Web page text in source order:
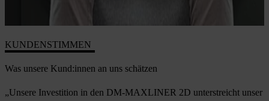
KUNDENSTIMMEN
Was unsere Kund:innen an uns schätzen
„Unsere Investition in den DM-MAXLINER 2D unterstreicht unser